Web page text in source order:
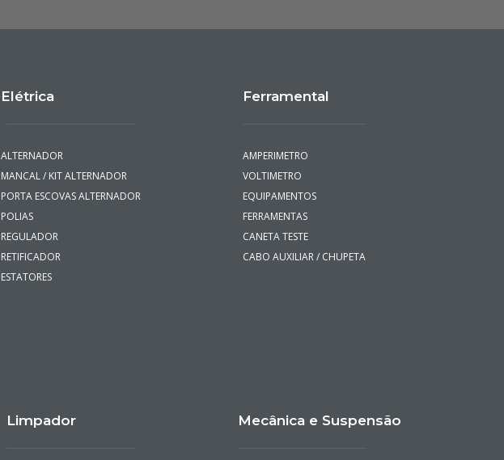
Elétrica
ALTERNADOR
MANCAL / KIT ALTERNADOR
PORTA ESCOVAS ALTERNADOR
POLIAS
REGULADOR
RETIFICADOR
ESTATORES
Ferramental
AMPERIMETRO
VOLTIMETRO
EQUIPAMENTOS
FERRAMENTAS
CANETA TESTE
CABO AUXILIAR / CHUPETA
Limpador Mecânica e Suspensão